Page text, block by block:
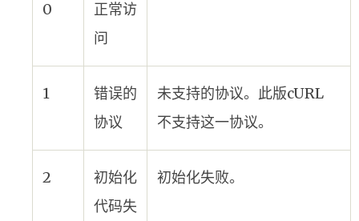
0
正常访
问
1
错误的
协议
未支持的协议。此版cURL
不支持这一协议。
2
初始化
代码失
初始化失败。